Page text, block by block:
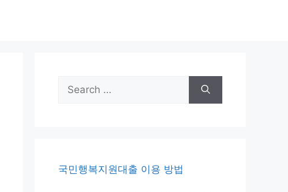
Search
for:
국민행복지원대출 이용 방법